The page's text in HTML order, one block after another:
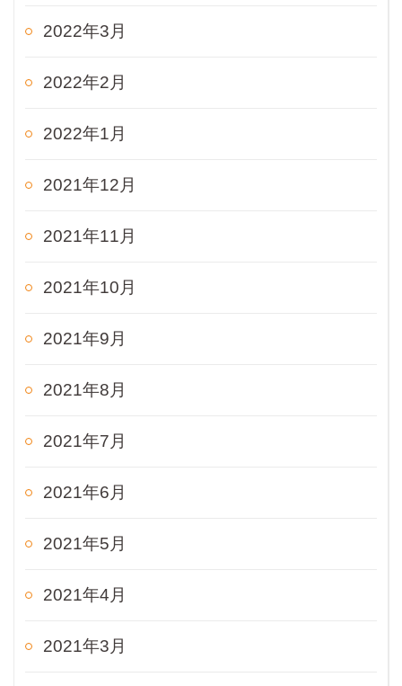
2022年3月
2022年2月
2022年1月
2021年12月
2021年11月
2021年10月
2021年9月
2021年8月
2021年7月
2021年6月
2021年5月
2021年4月
2021年3月